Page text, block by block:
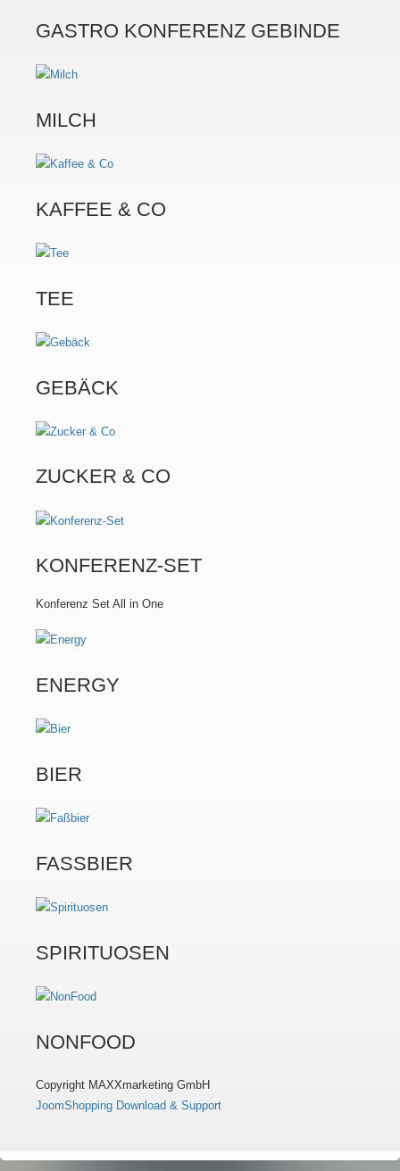
GASTRO KONFERENZ GEBINDE
MILCH
KAFFEE & CO
TEE
GEBÄCK
ZUCKER & CO
KONFERENZ-SET
Konferenz Set All in One
ENERGY
BIER
FASSBIER
SPIRITUOSEN
NONFOOD
Copyright MAXXmarketing GmbH
JoomShopping Download & Support